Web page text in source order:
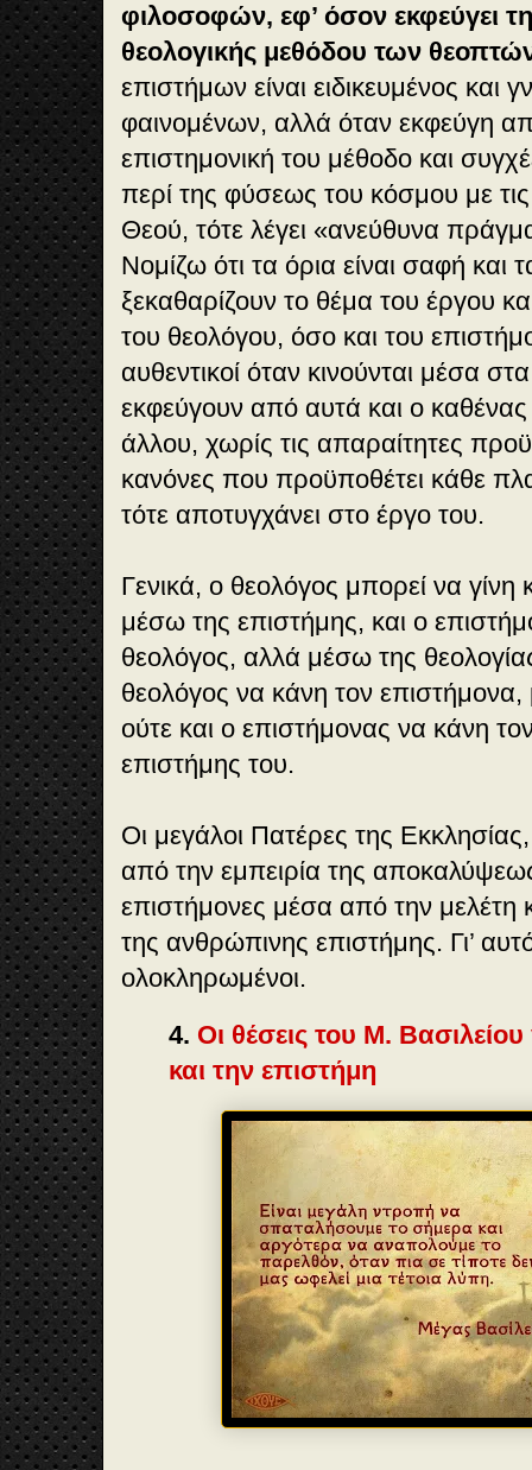
φιλοσοφών, εφ’ όσον εκφεύγει
θεολογικής μεθόδου των
επιστήμων είναι ειδικευμένος
φαινομένων, αλλά όταν εκφεύγη
επιστημονική του μέθοδο και
περί της φύσεως του κόσμου με
Θεού, τότε λέγει «ανεύθυνα
Νομίζω ότι τα όρια είναι σαφή
ξεκαθαρίζουν το θέμα του έργου
του θεολόγου, όσο και του
αυθεντικοί όταν κινούνται μέσα
εκφεύγουν από αυτά και ο καθένας
άλλου, χωρίς τις απαραίτητες
κανόνες που προϋποθέτει κάθε
τότε αποτυγχάνει στο έργο του.
Γενικά, ο θεολόγος μπορεί να γίνη
μέσω της επιστήμης, και ο
θεολόγος, αλλά μέσω της
θεολόγος να κάνη τον
ούτε και ο επιστήμονας να κάνη
επιστήμης του.
Οι μεγάλοι Πατέρες της
από την εμπειρία της
επιστήμονες μέσα από την μελέτη
της ανθρώπινης επιστήμης. Γι’ αυτό
ολοκληρωμένοι.
4. Οι θέσεις του Μ. Βασιλείου
και την επιστήμη